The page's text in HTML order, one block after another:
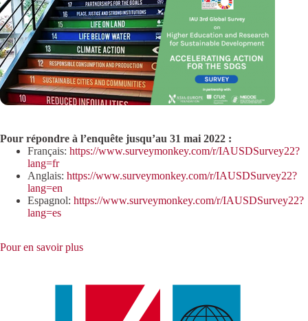
Pour répondre à l’enquête jusqu’au 31 mai 2022 :
Français: https://www.surveymonkey.com/r/IAUSDSurvey22?
lang=fr
Anglais: https://www.surveymonkey.com/r/IAUSDSurvey22?
lang=en
Espagnol: https://www.surveymonkey.com/r/IAUSDSurvey22?
lang=es
Pour en savoir plus